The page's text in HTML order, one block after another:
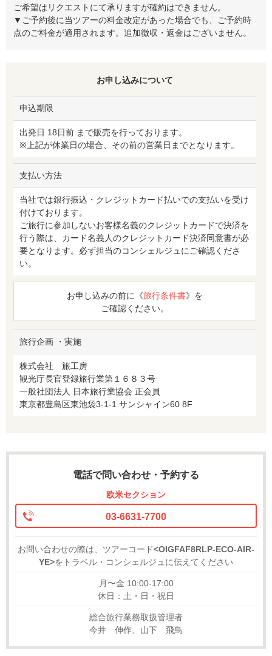
ご希望はリクエストにて承りますが確約はできません。
▼ご予約後に当ツアーの料金改定があった場合でも、ご予約時
点のご料金が適用されます。追加徴収・返金はございません。
お申し込みについて
申込期限
出発日 18日前 まで販売を行っております。
※上記が休業日の場合、その前の営業日までとなります。
支払い方法
当社では銀行振込・クレジットカード払いでの支払いを受け
付けております。
ご旅行に参加しないお客様名義のクレジットカードで決済を
行う際は、カード名義人のクレジットカード決済同意書が必
要となります。必ず担当のコンシェルジュにご確認くださ
い。
お申し込みの前に《旅行条件書》を
ご確認ください。
旅行企画 ・実施
株式会社 旅工房
観光庁長官登録旅行業第１６８３号
一般社団法人 日本旅行業協会 正会員
東京都豊島区東池袋3-1-1 サンシャイン60 8F
電話で問い合わせ・予約する
欧米セクション
03-6631-7700
お問い合わせの際は、ツアーコード<OIGFAF8RLP-ECO-AIR-
YE>をトラベル・コンシェルジュに伝えてください
月〜金 10:00-17:00
休日：土・日・祝日
総合旅行業務取扱管理者
今井 伸作、山下 飛鳥